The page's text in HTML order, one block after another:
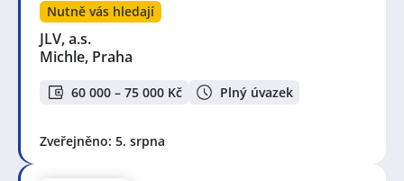
Nutně vás hledají
JLV, a.s.
Michle, Praha
60 000 – 75 000 Kč Plný úvazek
Zveřejněno: 5. srpna